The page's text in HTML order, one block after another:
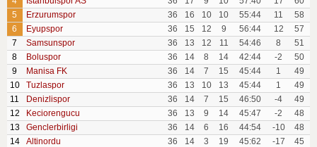
5
Erzurumspor 36 16 10 10 55:44 11
58
6
Eyupspor 36 15 12 9 56:44 12
57
7
Samsunspor 36 13 12 11 54:46 8
51
8
Boluspor 36 14 8 14 42:44 -2
50
9
Manisa FK 36 14 7 15 45:44 1
49
10
Tuzlaspor 36 13 10 13 45:44 1
49
11
Denizlispor 36 14 7 15 46:50 -4
49
12
Keciorengucu 36 13 9 14 45:47 -2
48
13
Genclerbirligi 36 14 6 16 44:54 -10
48
14
Altinordu 36 14 3 19 45:62 -17
45